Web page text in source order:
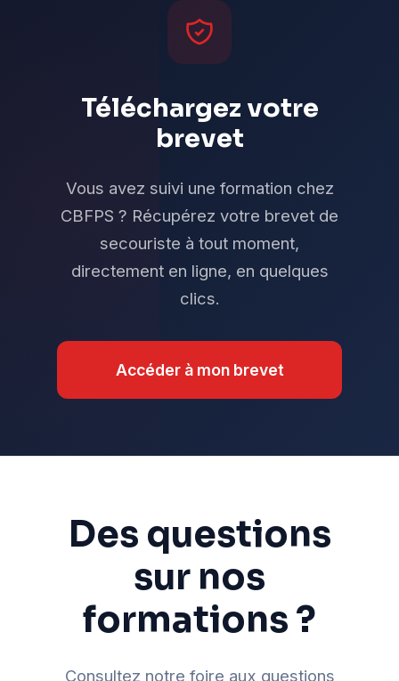
Téléchargez votre
brevet
Vous avez suivi une formation chez
CBFPS ? Récupérez votre brevet de
secouriste à tout moment,
directement en ligne, en quelques
clics.
Accéder à mon brevet
Des questions
sur nos
formations ?
Consultez notre foire aux questions